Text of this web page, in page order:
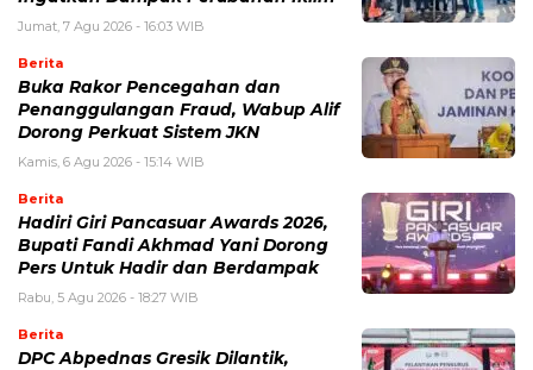
Jumat, 7 Agu 2026 - 16:03 WIB
Berita
Buka Rakor Pencegahan dan
Penanggulangan Fraud, Wabup Alif
Dorong Perkuat Sistem JKN
Kamis, 6 Agu 2026 - 15:14 WIB
Berita
Hadiri Giri Pancasuar Awards 2026,
Bupati Fandi Akhmad Yani Dorong
Pers Untuk Hadir dan Berdampak
Rabu, 5 Agu 2026 - 18:27 WIB
Berita
DPC Abpednas Gresik Dilantik,